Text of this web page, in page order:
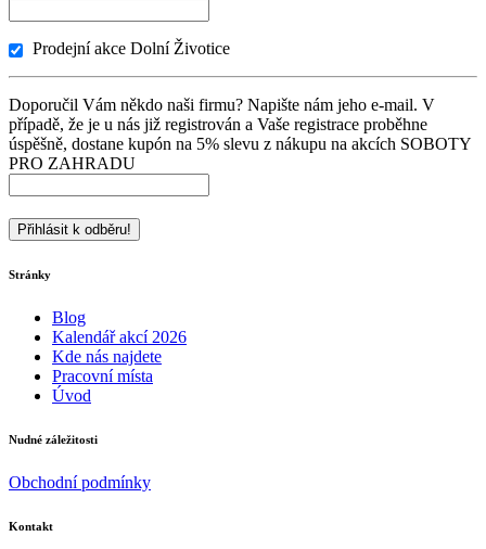
Prodejní akce Dolní Životice
Doporučil Vám někdo naši firmu? Napište nám jeho e-mail. V
případě, že je u nás již registrován a Vaše registrace proběhne
úspěšně, dostane kupón na 5% slevu z nákupu na akcích SOBOTY
PRO ZAHRADU
Stránky
Blog
Kalendář akcí 2026
Kde nás najdete
Pracovní místa
Úvod
Nudné záležitosti
Obchodní podmínky
Kontakt